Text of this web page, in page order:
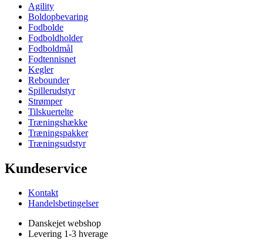
Agility
Boldopbevaring
Fodbolde
Fodboldholder
Fodboldmål
Fodtennisnet
Kegler
Rebounder
Spillerudstyr
Strømper
Tilskuertelte
Træningshække
Træningspakker
Træningsudstyr
Kundeservice
Kontakt
Handelsbetingelser
Danskejet webshop
Levering 1-3 hverage